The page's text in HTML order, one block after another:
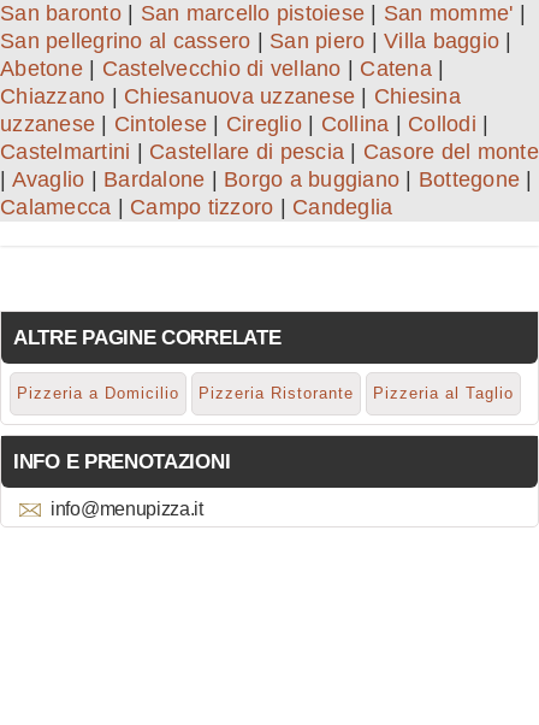
San baronto| San marcello pistoiese San momme'
San pellegrino al cassero
San piero Villa baggio
Abetone| Castelvecchio di vellano Catena|
Chiazzano
Chiesanuova uzzanese
Chiesina
uzzanese
Cintolese Cireglio| Collina Collodi
Castelmartini
Castellare di pescia
Casore del monte
Avaglio Bardalone Borgo a buggiano Bottegone
Calamecca
Campo tizzoro Candeglia
ALTRE PAGINE CORRELATE
Pizzeria a Domicilio Pizzeria Ristorante Pizzeria al Taglio
INFO E PRENOTAZIONI
info@menupizza.it